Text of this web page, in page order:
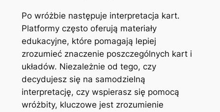
Po wróżbie następuje interpretacja kart.
Platformy często oferują materiały
edukacyjne, które pomagają lepiej
zrozumieć znaczenie poszczególnych kart i
układów. Niezależnie od tego, czy
decydujesz się na samodzielną
interpretację, czy wspierasz się pomocą
wróżbity, kluczowe jest zrozumienie